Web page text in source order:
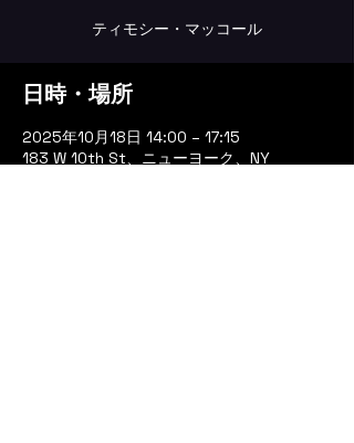
ティモシー・マッコール
日時・場所
2025年10月18日 14:00 – 17:15
183 W 10th St、ニューヨーク、NY